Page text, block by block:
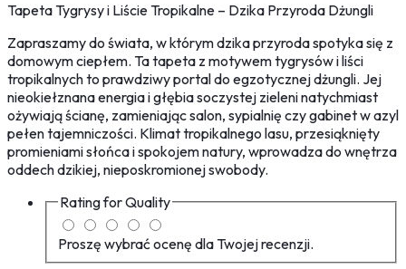
Tapeta Tygrysy i Liście Tropikalne – Dzika Przyroda Dżungli
Zapraszamy do świata, w którym dzika przyroda spotyka się z
domowym ciepłem. Ta tapeta z motywem tygrysów i liści
tropikalnych to prawdziwy portal do egzotycznej dżungli. Jej
nieokiełznana energia i głębia soczystej zieleni natychmiast
ożywiają ścianę, zamieniając salon, sypialnię czy gabinet w azyl
pełen tajemniczości. Klimat tropikalnego lasu, przesiąknięty
promieniami słońca i spokojem natury, wprowadza do wnętrza
oddech dzikiej, nieposkromionej swobody.
Rating forQuality
Proszę wybrać ocenę dla Twojej recenzji.